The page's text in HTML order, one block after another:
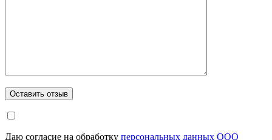
Даю согласие на обработку персональных данных ООО